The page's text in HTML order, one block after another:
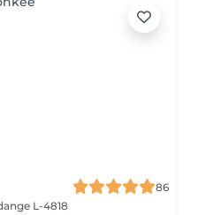
86
L-4818